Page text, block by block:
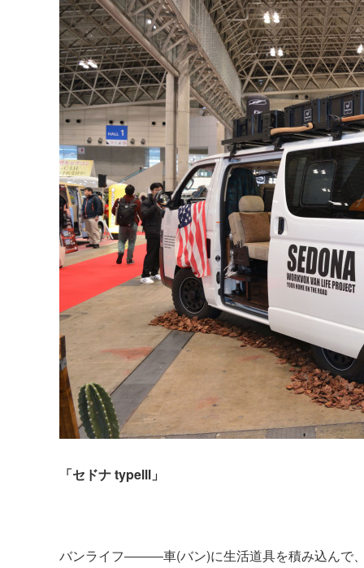
「セドナ typeⅢ」
バンライフ―――車(バン)に生活道具を積み込んで